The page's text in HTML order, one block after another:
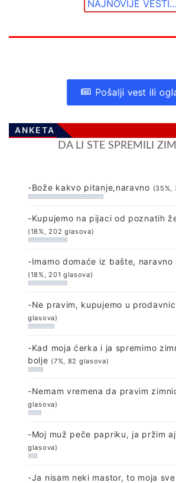
NAJNOVIJE VESTI…
Pošalji vest ili
ANKETA
DA LI STE SPREMILI
-Bože kakvo pitanje,naravno (35%,
-Kupujemo na pijaci od poznatih
(18%, 202 glasova)
-Imamo domaće iz bašte, naravno
(18%, 201 glasova)
-Ne pravim, kupujemo u
glasova)
-Kad moja ćerka i ja spremimo
bolje (7%, 82 glasova)
-Nemam vremena da pravim
glasova)
-Moj muž peče papriku, ja pržim
glasova)
-Ja nisam neki mastor, to moja